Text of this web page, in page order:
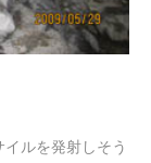
ルを発射しそう